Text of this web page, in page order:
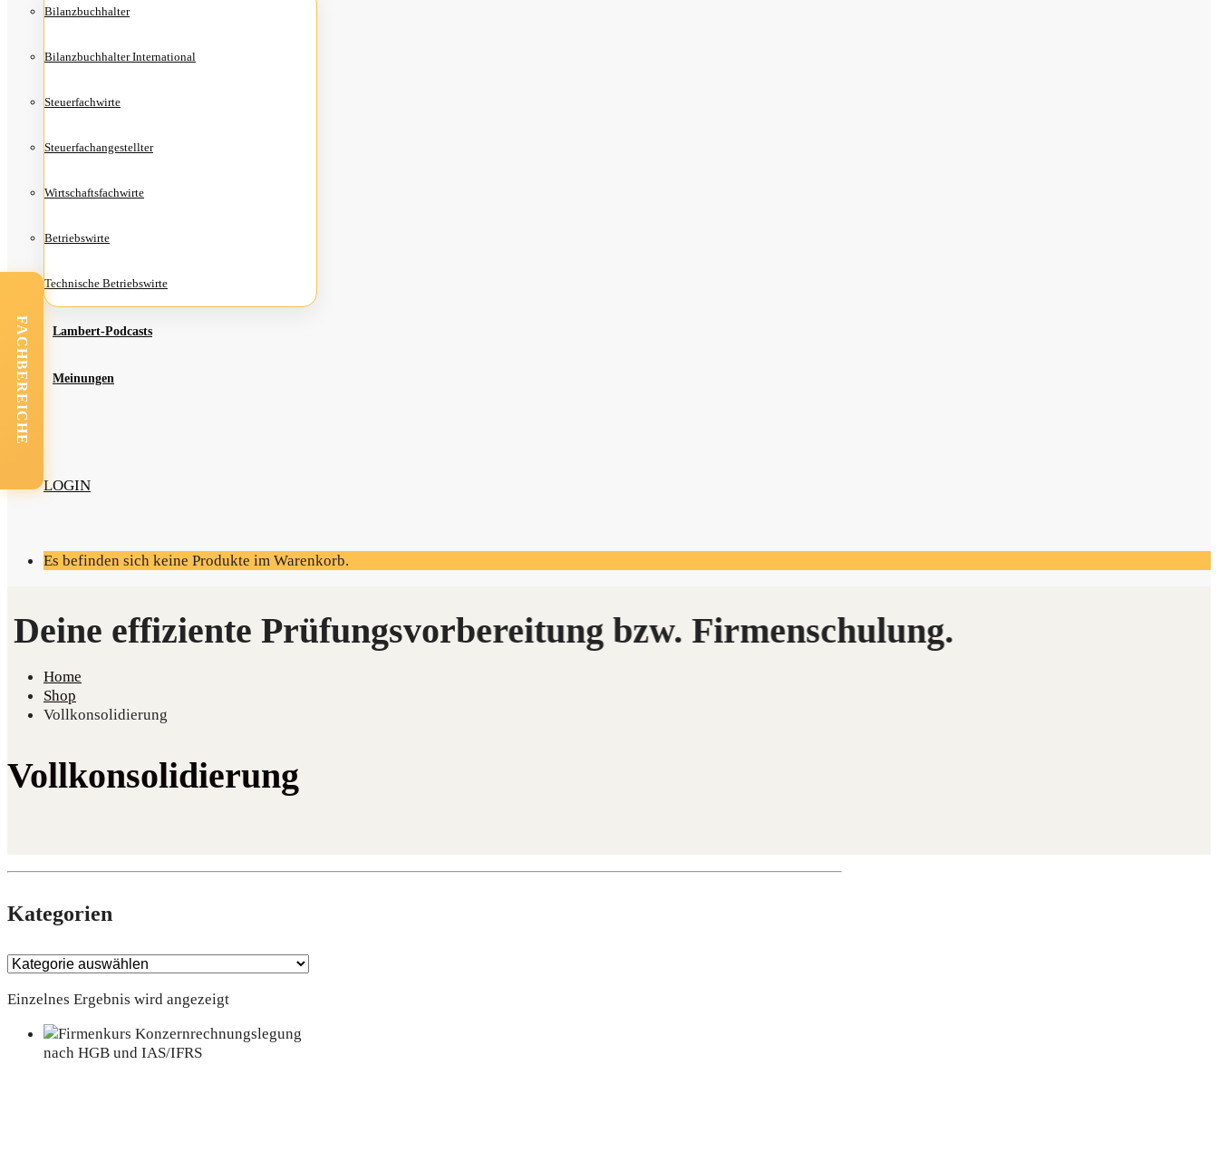
Bilanz­buch­hal­ter
Bilanz­buch­hal­ter International
Steu­er­fach­wir­te
Steu­er­fach­an­ge­stell­ter
Wirt­schafts­fach­wir­te
Betriebs­wir­te
Tech­ni­sche Betriebswirte
Lam­­bert-Pod­­casts
Mei­nun­gen
LOGIN
Es befinden sich keine Produkte im Warenkorb.
Home
Shop
Vollkonsolidierung
Vollkonsolidierung
Kate­go­rien
Einzelnes Ergebnis wird angezeigt
FACHBEREICHE